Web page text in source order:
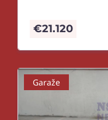
€21.120
Garaže